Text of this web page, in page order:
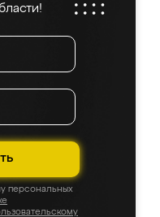
персональных